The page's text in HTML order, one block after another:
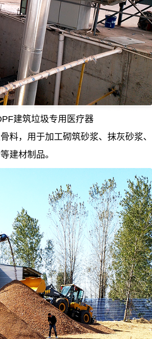
建筑垃圾专用医疗器
，用于加工砌筑砂浆、抹灰砂浆、
建材制品。